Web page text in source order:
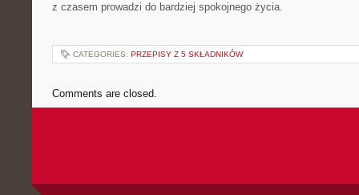
z czasem prowadzi do bardziej spokojnego życia.
CATEGORIES: PRZEPISY Z 5 SKŁADNIKÓW
Comments are closed.